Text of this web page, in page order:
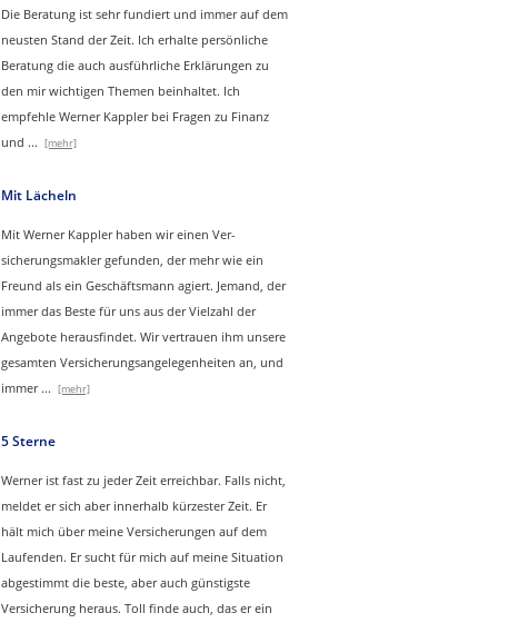
Die Beratung ist sehr fundiert und immer auf dem
neusten Stand der Zeit. Ich erhalte persönliche
Beratung die auch ausführliche Erklärungen zu
den mir wichtigen Themen beinhaltet. Ich
empfehle Werner Kappler bei Fragen zu Finanz
und ... [mehr]
Mit Lächeln
Mit Werner Kappler haben wir einen Ver­
sicherungs­makler gefunden, der mehr wie ein
Freund als ein Geschäftsmann agiert. Jemand, der
immer das Beste für uns aus der Vielzahl der
Angebote herausfindet. Wir vertrauen ihm unsere
gesamten Versicherungsangelegenheiten an, und
immer... [mehr]
5 Sterne
Werner ist fast zu jeder Zeit erreichbar. Falls nicht,
meldet er sich aber innerhalb kürzester Zeit. Er
hält mich über meine Versicherungen auf dem
Laufenden. Er sucht für mich auf meine Situation
abgestimmt die beste, aber auch günstigste
Versicherung heraus. Toll finde auch, das er ein